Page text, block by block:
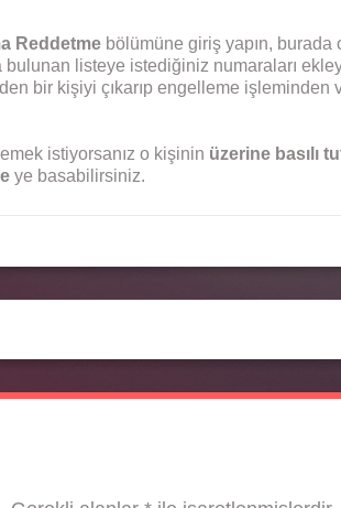
Reddetme bölümüne giriş yapın, burada
bulunan listeye istediğiniz numaraları
bir kişiyi çıkarıp engelleme işleminden
istiyorsanız o kişinin üzerine basılı
ye basabilirsiniz.